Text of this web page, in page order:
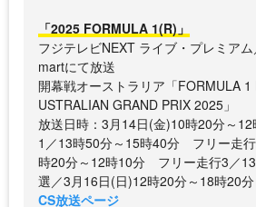
「2025 FORMULA 1(R)」
フジテレビNEXT ライブ・プレミア
martにて放送
開幕戦オーストラリア「FORMULA 1
USTRALIAN GRAND PRIX 2025」
放送日時：3月14日(金)10時20分～
1／13時50分～15時40分 フリー走
時20分～12時10分 フリー走行3／
選／3月16日(日)12時20分～18時20
CS放送ページ